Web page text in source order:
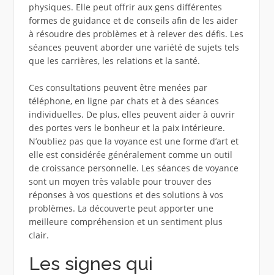
physiques. Elle peut offrir aux gens différentes
formes de guidance et de conseils afin de les aider
à résoudre des problèmes et à relever des défis. Les
séances peuvent aborder une variété de sujets tels
que les carrières, les relations et la santé.
Ces consultations peuvent être menées par
téléphone, en ligne par chats et à des séances
individuelles. De plus, elles peuvent aider à ouvrir
des portes vers le bonheur et la paix intérieure.
N’oubliez pas que la voyance est une forme d’art et
elle est considérée généralement comme un outil
de croissance personnelle. Les séances de voyance
sont un moyen très valable pour trouver des
réponses à vos questions et des solutions à vos
problèmes. La découverte peut apporter une
meilleure compréhension et un sentiment plus
clair.
Les signes qui